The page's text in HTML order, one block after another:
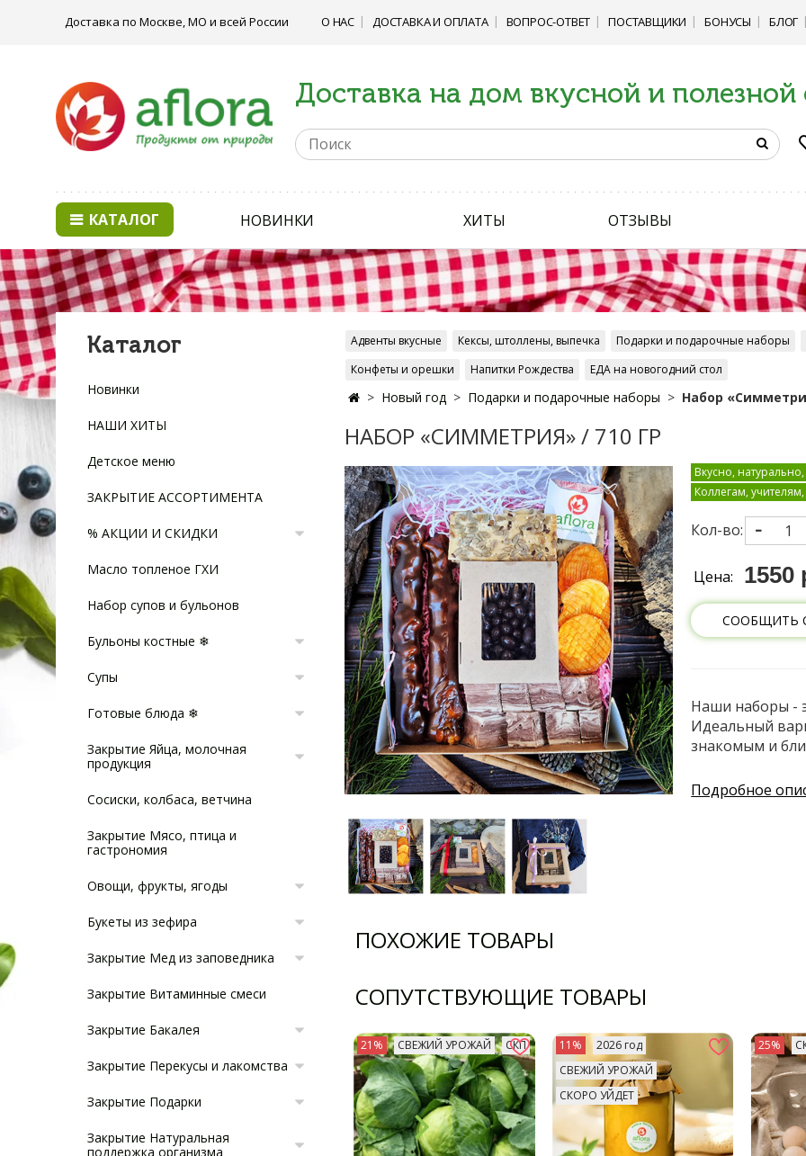
Доставка по Москве, МО и всей России О НАС ДОСТАВКА И ОПЛАТА ВОПРОС-ОТВЕТ ПОСТАВЩИКИ БОНУСЫ БЛОГ
Доставка на дом вкусной и полезной
КАТАЛОГ НОВИНКИ ХИТЫ ОТЗЫВЫ
Адвенты вкусные Кексы, штоллены, выпечка Подарки и подарочные наборы
Конфеты и орешки
Напитки Рождества ЕДА на новогодний стол
Новый год Подарки и подарочные наборы Набор
НАБОР «СИММЕТРИЯ» / 710 ГР
Вкусно,
Коллегам,
Кол-во:
Цена: 1550
СООБЩИТЬ
Наши наборы -
Идеальный
знакомым и
Подробное
ПОХОЖИЕ ТОВАРЫ
СОПУТСТВУЮЩИЕ ТОВАРЫ
21% СВЕЖИЙ УРОЖАЙ СКП 11%
2026 год
СВЕЖИЙ УРОЖАЙ
СКОРО УЙДЕТ
25%
Каталог
Новинки
НАШИ ХИТЫ
Детское меню
ЗАКРЫТИЕ АССОРТИМЕНТА
% АКЦИИ И СКИДКИ
Масло топленое ГХИ
Набор супов и бульонов
Бульоны костные ❄
Супы
Готовые блюда ❄
Закрытие Яйца, молочная
продукция
Сосиски, колбаса, ветчина
Закрытие Мясо, птица и
гастрономия
Овощи, фрукты, ягоды
Букеты из зефира
Закрытие Мед из заповедника
Закрытие Витаминные смеси
Закрытие Бакалея
Закрытие Перекусы и лакомства
Закрытие Подарки
Закрытие Натуральная
поддержка организма